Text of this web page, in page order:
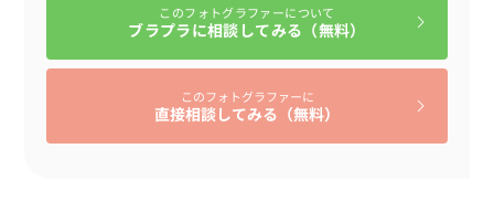
▼この日のタイムスケジュールはこちら
10:00　お二人のご自宅でお支度スタート
12:30　お支度完了、車で出発
14:15　淡路島 国営明石海峡公園到着、撮影スタート
15:45　撮影完了、車で移動
このフォトグラファーについて
ブラプラに相談してみる（無料）
このフォトグラファーに
直接相談してみる（無料）